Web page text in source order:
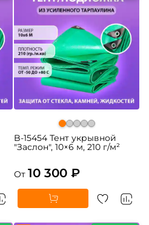
B-15454 Тент укрывной
"Заслон", 10×6 м, 210 г/м²
От 10 300 ₽